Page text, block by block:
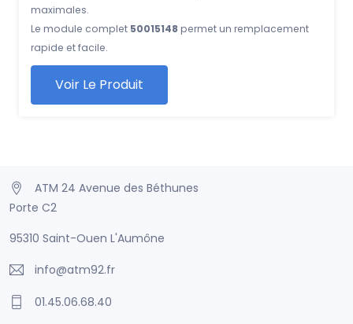
maximales.
Le module complet 50015148 permet un remplacement
rapide et facile.
Voir Le Produit
ATM 24 Avenue des Béthunes
Porte C2
95310 Saint-Ouen L'Aumône
info@atm92.fr
01.45.06.68.40